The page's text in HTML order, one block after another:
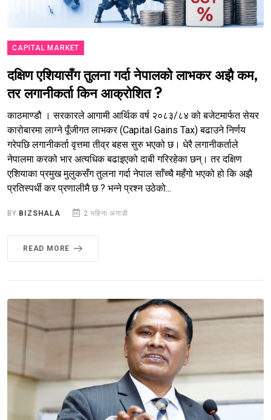
CAPITAL MARKET
दक्षिण एशियासँग तुलना गर्दा नेपालको लाभकर अझै कम,
तर लगानीकर्ता किन आक्रोशित ?
काठमाण्डौ । सरकारले आगामी आर्थिक वर्ष २०८३/८४ को बजेटमार्फत सेयर
कारोबारमा लाग्ने पूँजीगत लाभकर (Capital Gains Tax) बढाउने निर्णय
गरेपछि लगानीकर्ता वृत्तमा तीव्र बहस सुरु भएको छ। धेरै लगानीकर्ताले
नेपालमा करको भार अत्यधिक बढाइएको दाबी गरिरहेका छन्। तर दक्षिण
एशियाका प्रमुख मुलुकसँग तुलना गर्दा नेपाल साँच्चै महँगो भएको हो कि अझै
प्रतिस्पर्धी कर प्रणालीमै छ ? भन्ने प्रश्न उठेको...
BY BIZSHALA 2 महिना अगाडी
READ MORE